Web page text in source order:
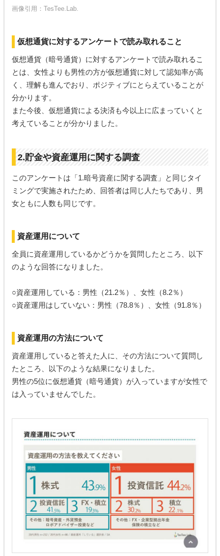
画像引用： TesTee.Lab.
仮想通貨に対するアンケートで読み取れること
仮想通貨（暗号通貨）に対するアンケートで読み取れるこ
とは、女性よりも男性の方が仮想通貨に対して認知率が高
く、理解も進んでおり、ポジティブにとらえていることが
分かります。
また今後、仮想通貨による決済も今以上に広まっていくと
考えていることが分かりました。
2.貯金や資産運用に関する調査
このアンケートは「1.暗号資産に関する調査」と同じタイ
ミングで実施されたため、回答者は同じ人たちであり、男
女ともに人数も同じです。
資産運用について
全員に資産運用しているかどうかを質問したところ、以下
のような回答になりました。
○資産運用している：男性（21.2％）、女性（8.2％）
○資産運用はしていない：男性（78.8％）、女性（91.8％）
資産運用の方法について
資産運用していると答えた人に、その方法について質問し
たところ、以下のような結果になりました。
男性の5位に仮想通貨（暗号通貨）が入っていますが女性で
は入っていませんでした。